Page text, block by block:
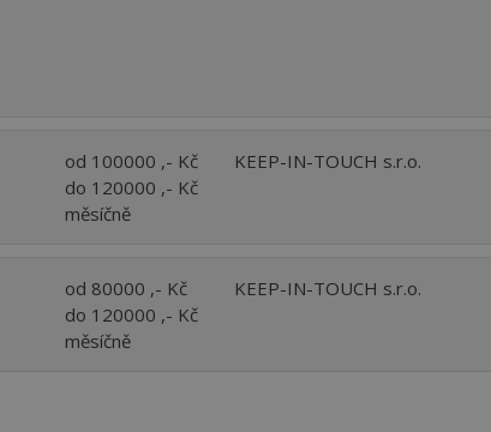
od 100000 ,- Kč
do 120000 ,- Kč
měsíčně
KEEP-IN-TOUCH s.r.o.
od 80000 ,- Kč
do 120000 ,- Kč
měsíčně
KEEP-IN-TOUCH s.r.o.